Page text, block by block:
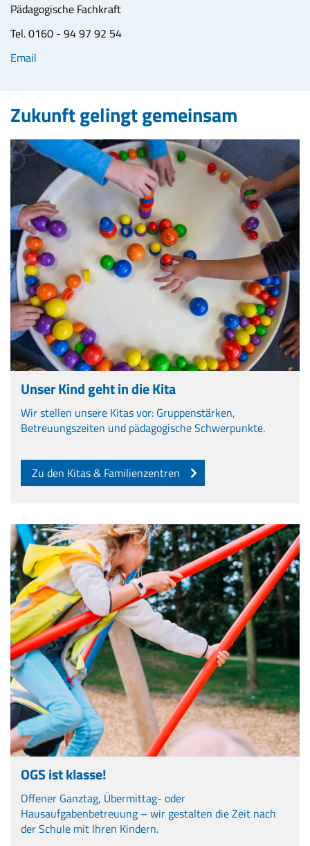
Pädagogische Fachkraft
Tel. 0160 - 94 97 92 54
Email
Zukunft gelingt gemeinsam
Unser Kind geht in die Kita
Wir stellen unsere Kitas vor: Gruppenstärken,
Betreuungszeiten und pädagogische Schwerpunkte.
Zu den Kitas & Familienzentren
OGS ist klasse!
Offener Ganztag, Übermittag- oder
Hausaufgabenbetreuung – wir gestalten die Zeit nach
der Schule mit Ihren Kindern.